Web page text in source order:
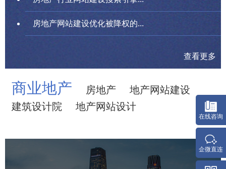
房地产网站建设优化被降权的...
查看更多
商业地产 房地产
地产网站建设
建筑设计院
地产网站设计